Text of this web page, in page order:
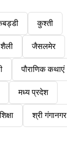
कुश्ती
जैसलमेर
पौराणिक कथाएं
मध्य प्रदेश
शिक्षा श्री गंगानगर